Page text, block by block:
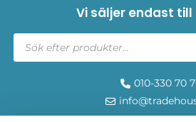
Vi säljer endast
010-330 70